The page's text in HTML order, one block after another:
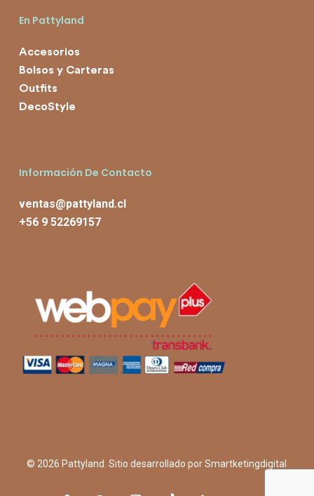
En Pattyland
Accesorios
Bolsos y Carteras
Outfits
DecoStyle
Información De Contacto
ventas@pattyland.cl
+56 9 52269157
© 2026 Pattyland. Sitio desarrollado porSmartketingdigital